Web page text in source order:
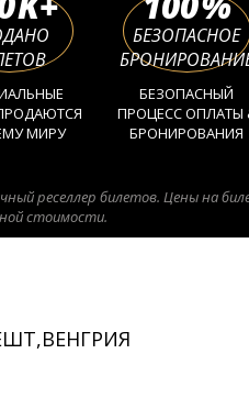
МИРУ
БЕЗОПАСНОЕ
БЕЗОПАСНЫЙ
ПРОЦЕСС ОПЛАТЫ
БРОНИРОВАНИЯ
реселлер билетов. Цены на
стоимости.